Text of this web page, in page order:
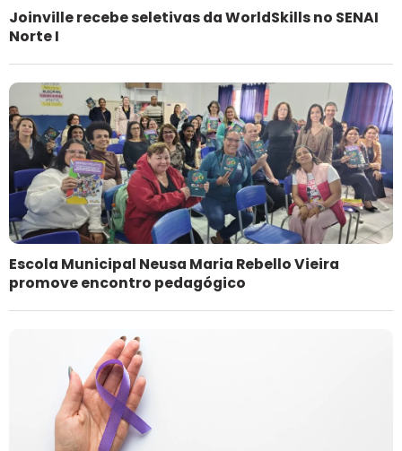
Joinville recebe seletivas da WorldSkills no SENAI
Norte I
Escola Municipal Neusa Maria Rebello Vieira
promove encontro pedagógico